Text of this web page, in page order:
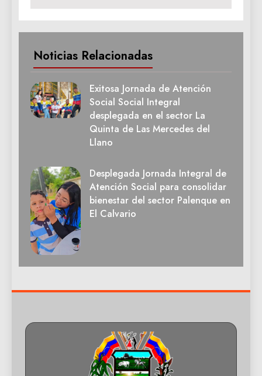
Noticias Relacionadas
Exitosa Jornada de Atención
Social Social Integral
desplegada en el sector La
Quinta de Las Mercedes del
Llano
Desplegada Jornada Integral de
Atención Social para consolidar
bienestar del sector Palenque en
El Calvario